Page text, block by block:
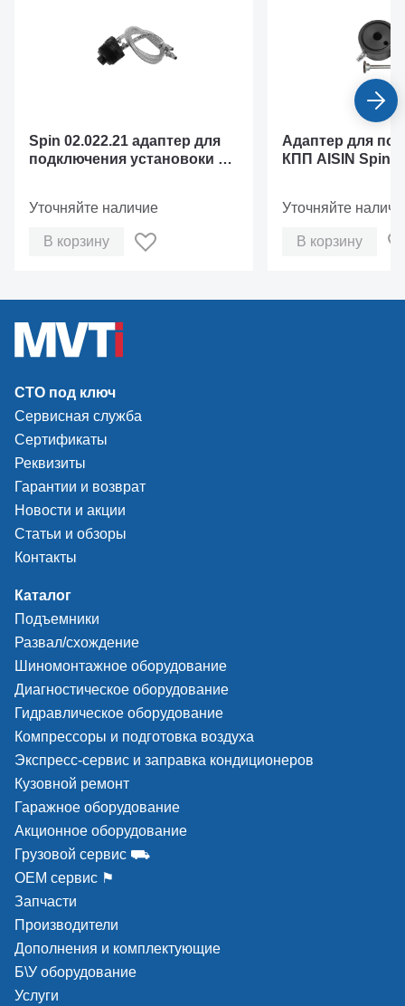
Spin 02.022.21 адаптер для
подключения установоки к
Уточняйте наличие
В корзину
Адаптер для
КПП AISIN Spin
Уточняйте
В корзину
СТО под ключ
Сервисная служба
Сертификаты
Реквизиты
Гарантии и возврат
Новости и акции
Статьи и обзоры
Контакты
Каталог
Подъемники
Развал/схождение
Шиномонтажное оборудование
Диагностическое оборудование
Гидравлическое оборудование
Компрессоры и подготовка воздуха
Экспресс-сервис и заправка кондиционеров
Кузовной ремонт
Гаражное оборудование
Акционное оборудование
Грузовой сервис ⛟
ОЕМ сервис ⚑
Запчасти
Производители
Дополнения и комплектующие
Б\У оборудование
Услуги